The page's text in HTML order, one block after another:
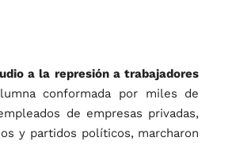
a la represión a trabajadores
conformada por miles de
de empresas privadas,
y partidos políticos, marcharon